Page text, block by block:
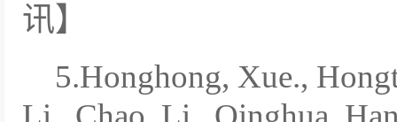
讯】
5.Honghong, Xue.,